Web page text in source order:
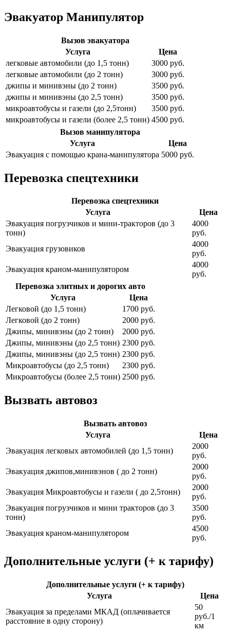
Эвакуатор Манипулятор
Вызов эвакуатора
Услуга
Цена
легковые автомобили (до 1,5 тонн)
3000 руб.
легковые автомобили (до 2 тонн)
3000 руб.
джипы и минивэны (до 2 тонн)
3500 руб.
джипы и минивэны (до 2,5 тонн)
3500 руб.
микроавтобусы и газели (до 2,5тонн)
3500 руб.
микроавтобусы и газели (более 2,5 тонн) 4500 руб.
Вызов манипулятора
Услуга
Цена
Эвакуация с помощью крана-манипулятора 5000 руб.
Перевозка спецтехники
Перевозка спецтехники
Услуга
Цена
Эвакуация погрузчиков и мини-тракторов (до 3
тонн)
4000
руб.
Эвакуация грузовиков
4000
руб.
Эвакуация краном-манипулятором
4000
руб.
Перевозка элитных и дорогих авто
Услуга
Цена
Легковой (до 1,5 тонн)
1700 руб.
Легковой (до 2 тонн)
2000 руб.
Джипы, минивэны (до 2 тонн)
2000 руб.
Джипы, минивэны (до 2,5 тонн) 2300 руб.
Джипы, минивэны (до 2,5 тонн) 2300 руб.
Микроавтобусы (до 2,5 тонн)
2300 руб.
Микроавтобусы (более 2,5 тонн) 2500 руб.
Вызвать автовоз
Вызвать автовоз
Услуга
Цена
Эвакуация легковых автомобилей (до 1,5 тонн)
2000
руб.
Эвакуация джипов,минивэнов ( до 2 тонн)
2000
руб.
Эвакуация Микроавтобусы и газели ( до 2,5тонн)
2000
руб.
Эвакуация погрузчиков и мини тракторов (до 3
тонн)
3500
руб.
Эвакуация краном-манипулятором
4500
руб.
Дополнительные услуги (+ к тарифу)
Дополнительные услуги (+ к тарифу)
Услуга
Цена
Эвакуация за пределами МКАД (оплачивается
расстояние в одну сторону)
50
руб./1
км